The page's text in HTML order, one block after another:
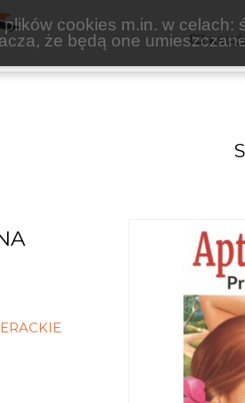
cookies m.in. w celach:
że będą one